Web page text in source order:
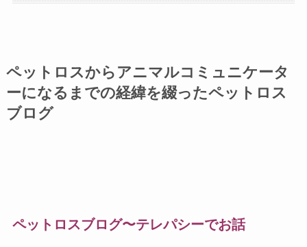
ペットロスからアニマルコミュニケータ
ーになるまでの経緯を綴ったペットロス
ブログ
ペットロスブログ〜テレパシーでお話